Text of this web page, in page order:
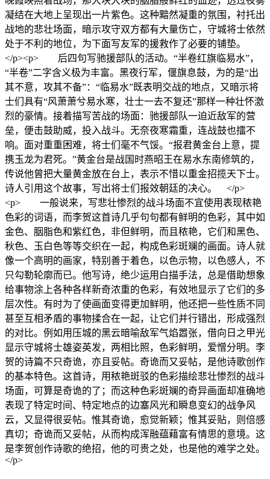
凝结在大地上呈现出一片紫色。这种黯然凝重的氛围，衬托出
战地的悲壮场面，暗示攻守双方都有大量伤亡，守城将士依然
处于不利的地位，为下面写友军的援救作了必要的铺垫。
</p><p> 后四句写驰援部队的活动。“半卷红旗临易水”，
“半卷”二字含义极为丰富。黑夜行军，偃旗息鼓，为的是“出
其不意，攻其不备”：“临易水”既表明交战的地点，又暗示将
士们具有“风萧萧兮易水寒，壮士一去不复还”那样一种壮怀激
烈的豪情。接着描写苦战的场面：驰援部队一迫近敌军的营
垒，便击鼓助威，投入战斗。无奈夜寒霜重，连战鼓也擂不
响。面对重重困难，将士们毫不气馁。“报君黄金台上意，提
携玉龙为君死。”黄金台是战国时燕昭王在易水东南修筑的，
传说他曾把大量黄金放在台上，表示不惜以重金招揽天下士。
诗人引用这个故事，写出将士们报效朝廷的决心。 </p>
<p> 一般说来，写悲壮惨烈的战斗场面不宜使用表现秾艳
色彩的词语，而李贺这首诗几乎句句都有鲜明的色彩，其中如
金色、胭脂色和紫红色，非但鲜明，而且秾艳，它们和黑色、
秋色、玉白色等等交织在一起，构成色彩斑斓的画面。诗人就
像一个高明的画家，特别善于着色，以色示物，以色感人，不
只勾勒轮廓而已。他写诗，绝少运用白描手法，总是借助想象
给事物涂上各种各样新奇浓重的色彩，有效地显示了它们的多
层次性。有时为了使画面变得更加鲜明，他还把一些性质不同
甚至互相矛盾的事物揉合在一起，让它们并行错出，形成强烈
的对比。例如用压城的黑云暗喻敌军气焰嚣张，借向日之甲光
显示守城将士雄姿英发，两相比照，色彩鲜明，爱憎分明。李
贺的诗篇不只奇诡，亦且妥帖。奇诡而又妥帖，是他诗歌创作
的基本特色。这首诗，用秾艳斑驳的色彩描绘悲壮惨烈的战斗
场面，可算是奇诡的了；而这种色彩斑斓的奇异画面却准确地
表现了特定时间、特定地点的边塞风光和瞬息变幻的战争风
云，又显得很妥帖。惟其奇诡，愈觉新颖；惟其妥贴，则倍感
真切；奇诡而又妥帖，从而构成浑融蕴藉富有情思的意境。这
是李贺创作诗歌的绝招，他的可贵之处，也是他的难学之处。
</p>